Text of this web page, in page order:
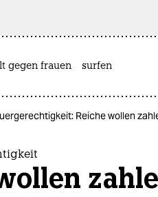
gegen frauen surfen
Reiche wollen